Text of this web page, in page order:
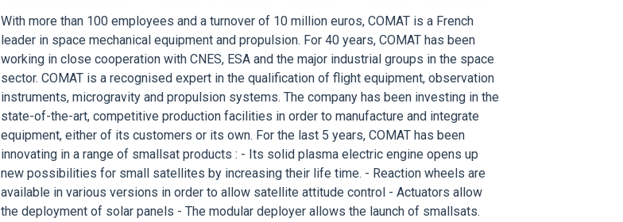
With more than 100 employees and a turnover of 10 million euros, COMAT is a French
leader in space mechanical equipment and propulsion. For 40 years, COMAT has been
working in close cooperation with CNES, ESA and the major industrial groups in the space
sector. COMAT is a recognised expert in the qualification of flight equipment, observation
instruments, microgravity and propulsion systems. The company has been investing in the
state-of-the-art, competitive production facilities in order to manufacture and integrate
equipment, either of its customers or its own. For the last 5 years, COMAT has been
innovating in a range of smallsat products : - Its solid plasma electric engine opens up
new possibilities for small satellites by increasing their life time. - Reaction wheels are
available in various versions in order to allow satellite attitude control - Actuators allow
the deployment of solar panels - The modular deployer allows the launch of smallsats.